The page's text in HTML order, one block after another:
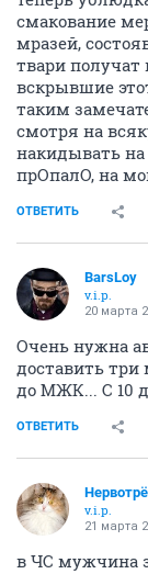
смакование
мразей,
твари получат
вскрывшие
таким
смотря на
накидывать
прОпалО, на
ОТВЕТИТЬ
BarsLoy
v.i.p.
20 марта
Очень нужна
доставить
до МЖК... С 10
ОТВЕТИТЬ
v.i.p.
21 марта
в ЧС мужчина